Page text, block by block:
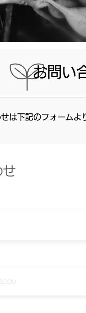
お問い
は下記のフォームよ
せ